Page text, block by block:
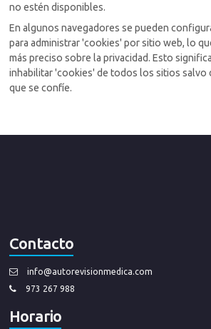
no estén disponibles.
En algunos navegadores se pueden
para administrar 'cookies' por sitio web, lo
más preciso sobre la privacidad. Esto
inhabilitar 'cookies' de todos los sitios salvo
que se confíe.
Contacto
info@autorevisionmedica.com
973 267 988
Horario